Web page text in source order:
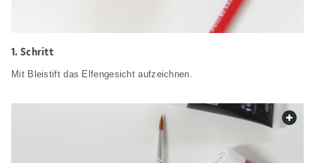
Schritt
Mit Bleistift das Elfengesicht aufzeichnen.